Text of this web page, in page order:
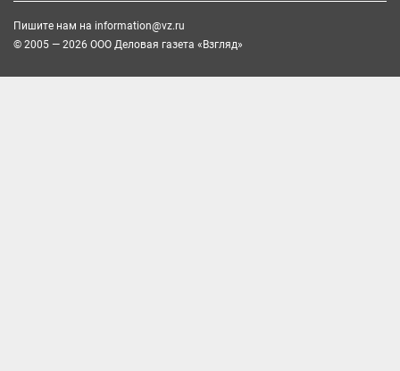
Пишите нам на information@vz.ru
© 2005 — 2026 ООО Деловая газета «Взгляд»